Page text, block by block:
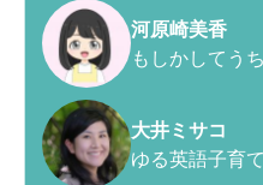
河原崎美香
もしかしてう
大井ミサコ
ゆる英語子育て